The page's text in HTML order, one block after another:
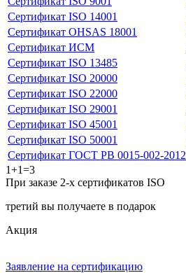
Сертификат ISO 14001
Сертификат OHSAS 18001
Сертификат ИСМ
Сертификат ISO 13485
Сертификат ISO 20000
Сертификат ISO 22000
Сертификат ISO 29001
Сертификат ISO 45001
Сертификат ISO 50001
Сертификат ГОСТ РВ 0015-002-2012
1+1=3
При заказе 2-х сертификатов ISO
третий вы получаете в подарок
Акция
Заявление на сертификацию